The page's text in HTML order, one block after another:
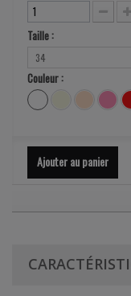
Taille :
34
Couleur :
Ajouter au panier